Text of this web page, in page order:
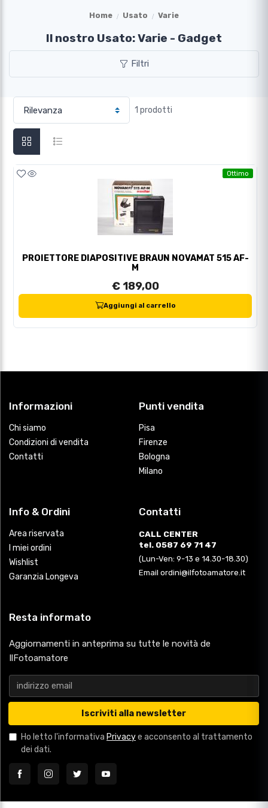
Home Usato Varie
Il nostro Usato: Varie - Gadget
Filtri
1 prodotti
Ottimo
PROIETTORE DIAPOSITIVE BRAUN NOVAMAT 515 AF-
M
€ 189,00
Aggiungi al carrello
Informazioni
Chi siamo
Condizioni di vendita
Contatti
Punti vendita
Pisa
Firenze
Bologna
Milano
Info & Ordini
Area riservata
I miei ordini
Wishlist
Garanzia Longeva
Contatti
CALL CENTER
tel. 0587 69 71 47
(Lun-Ven: 9-13 e 14.30-18.30)
Email ordini@ilfotoamatore.it
Resta informato
Aggiornamenti in anteprima su tutte le novità de
IlFotoamatore
Iscriviti alla newsletter
Ho letto l'informativa Privacye acconsento al trattamento
dei dati.